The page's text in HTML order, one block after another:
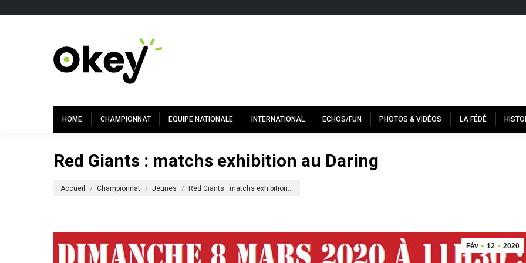
HOME CHAMPIONNAT EQUIPE NATIONALE INTERNATIONAL ECHOS/FUN PHOTOS & VIDÉOS LA FÉDÉ
Red Giants : matchs exhibition au Daring
Accueil Championnat Jeunes Red Giants : matchs exhibition…
Fév 12 2020